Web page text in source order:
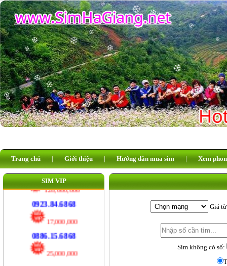
Trang chủ | Giới thiệu | Hướng dẫn mua sim | Xem
SIM VIP
110,000,000
0926.311.311
25,000,000
0929.984.984
17,000,000
0345.585.585
20,000,000
08.66.33.22.55
08.66.44.55.99
092.123.6868
120,000,000
0923.84.6868
17,000,000
0886.15.6868
Giá
Sim không có số: